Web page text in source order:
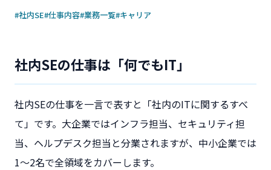
#社内SE#仕事内容#業務一覧#キャリア
社内SEの仕事は「何でもIT」
社内SEの仕事を一言で表すと「社内のITに関するすべ
て」です。大企業ではインフラ担当、セキュリティ担
当、ヘルプデスク担当と分業されますが、中小企業では
1〜2名で全領域をカバーします。